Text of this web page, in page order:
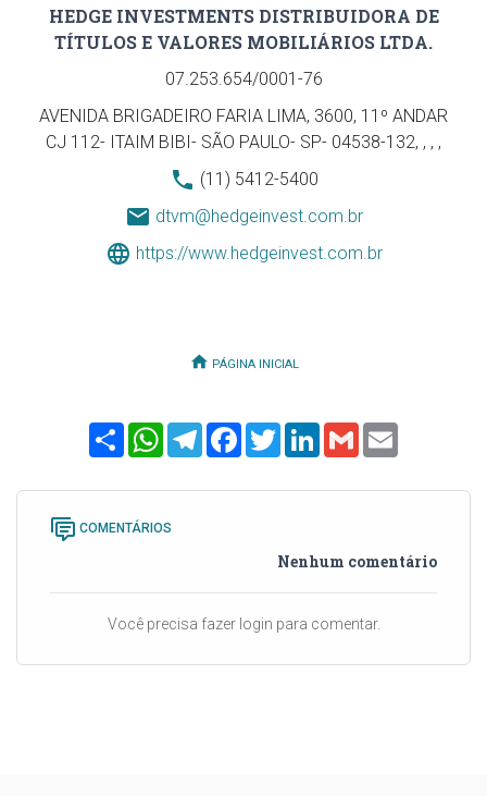
HEDGE INVESTMENTS DISTRIBUIDORA DE
TÍTULOS E VALORES MOBILIÁRIOS LTDA.
07.253.654/0001-76
AVENIDA BRIGADEIRO FARIA LIMA, 3600, 11º ANDAR
CJ 112- ITAIM BIBI- SÃO PAULO- SP- 04538-132, , , ,
(11) 5412-5400
dtvm@hedgeinvest.com.br
https://www.hedgeinvest.com.br
PÁGINA INICIAL
ShareWhatsAppTelegramFacebook
TwitterLinkedInGmail
COMENTÁRIOS
Nenhum comentário
Você precisa fazer login para comentar.